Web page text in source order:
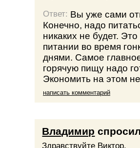
Ответ: Вы уже сами
Конечно, надо
никаких не будет.
питании во время
днями. Самое
горячую пищу надо
Экономить на этом
написать комментарий
Владимир
Здравствуйте Виктор,